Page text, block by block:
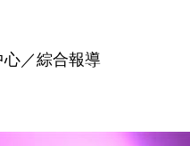
／綜合報導